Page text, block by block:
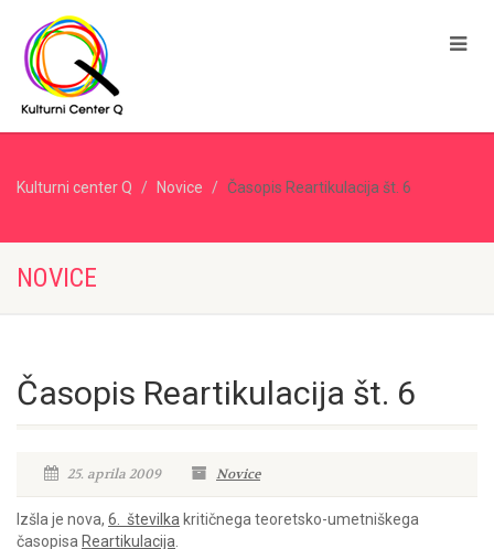
Kulturni center Q Novice Časopis Reartikulacija št. 6
NOVICE
Časopis Reartikulacija št. 6
25. aprila 2009 Novice
Izšla je nova, 6. številka kritičnega teoretsko-umetniškega
časopisa Reartikulacija